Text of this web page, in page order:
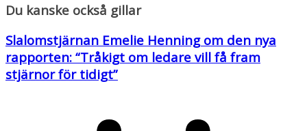
Du kanske också gillar
Slalomstjärnan Emelie Henning om den nya
rapporten: “Tråkigt om ledare vill få fram
stjärnor för tidigt”